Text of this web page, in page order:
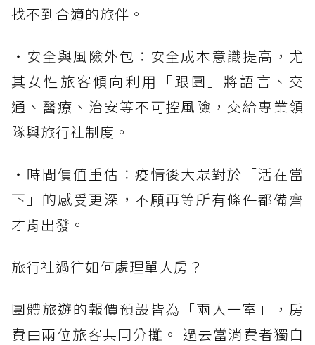
找不到合適的旅伴。
・安全與風險外包：安全成本意識提高，尤
其女性旅客傾向利用「跟團」將語言、交
通、醫療、治安等不可控風險，交給專業領
隊與旅行社制度。
・時間價值重估：疫情後大眾對於「活在當
下」的感受更深，不願再等所有條件都備齊
才肯出發。
旅行社過往如何處理單人房？
團體旅遊的報價預設皆為「兩人一室」，房
費由兩位旅客共同分攤。 過去當消費者獨自